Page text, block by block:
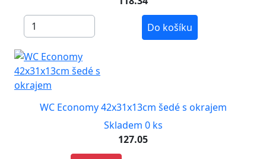
Do košíku
WC Economy 42x31x13cm šedé s okrajem
Skladem 0 ks
127.05